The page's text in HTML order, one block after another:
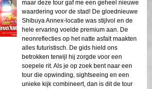
maar deze tour gaf me een geheel nieuwe
waardering voor de stad! De gloednieuwe
Shibuya Annex-locatie was stijlvol en de
hele ervaring voelde premium aan. De
neonreflecties op het natte asfalt maakten
alles futuristisch. De gids hield ons
betrokken terwijl hij zorgde voor een
soepele rit. Als je op zoek bent naar een
tour die opwinding, sightseeing en een
unieke kijk combineert, dan is dit de tour